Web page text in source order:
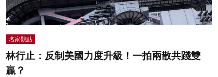
名家觀點
林行止：反制美國力度升級！一拍兩散共踐雙
贏？